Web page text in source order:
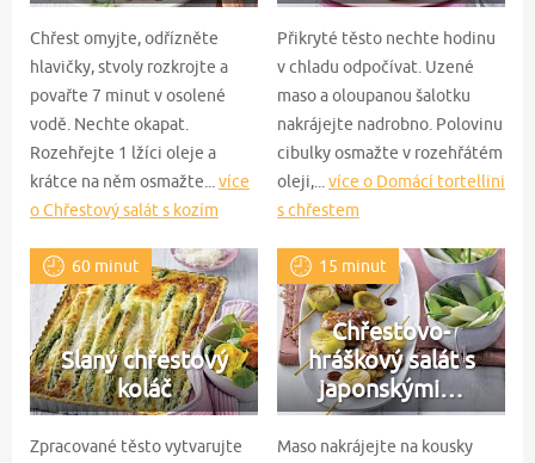
Chřest omyjte, odřízněte
hlavičky, stvoly rozkrojte a
povařte 7 minut v osolené
vodě. Nechte okapat.
Rozehřejte 1 lžíci oleje a
krátce na něm osmažte... více
o Chřestový salát s kozím
Přikryté těsto nechte hodinu
v chladu odpočívat. Uzené
maso a oloupanou šalotku
nakrájejte nadrobno. Polovinu
cibulky osmažte v rozehřátém
oleji,... více o Domácí tortellini
s chřestem
60 minut
Slaný chřestový
koláč
Zpracované těsto vytvarujte
15 minut
Chřestovo-
hráškový salát s
japonskými…
Maso nakrájejte na kousky